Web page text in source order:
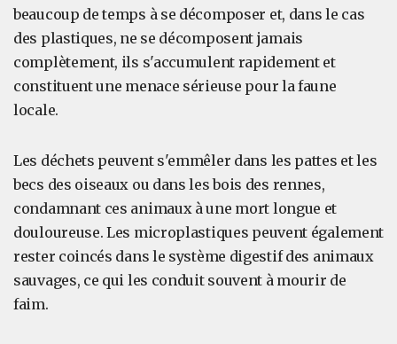
beaucoup de temps à se décomposer et, dans le cas
des plastiques, ne se décomposent jamais
complètement, ils s'accumulent rapidement et
constituent une menace sérieuse pour la faune
locale.
Les déchets peuvent s'emmêler dans les pattes et les
becs des oiseaux ou dans les bois des rennes,
condamnant ces animaux à une mort longue et
douloureuse. Les microplastiques peuvent également
rester coincés dans le système digestif des animaux
sauvages, ce qui les conduit souvent à mourir de
faim.